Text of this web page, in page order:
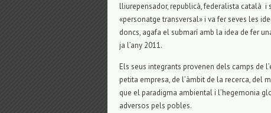
lliurepensador, republicà, federalista català i
«personatge transversal» i va fer seves les
doncs, agafa el submarí amb la idea de fer
ja l’any 2011.
Els seus integrants provenen dels camps de
petita empresa, de l’àmbit de la recerca,
que el paradigma ambiental i l’hegemonia
adversos pels pobles.